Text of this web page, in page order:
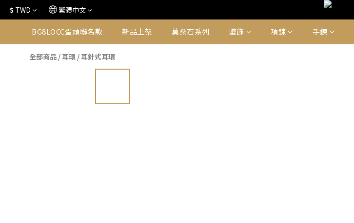
$ TWD 繁體中文
BG8LOCC蛋頭聯名款 新品上架 莫桑石系列 墜飾 項鍊 手鍊
全部商品 / 耳環 / 耳針式耳環